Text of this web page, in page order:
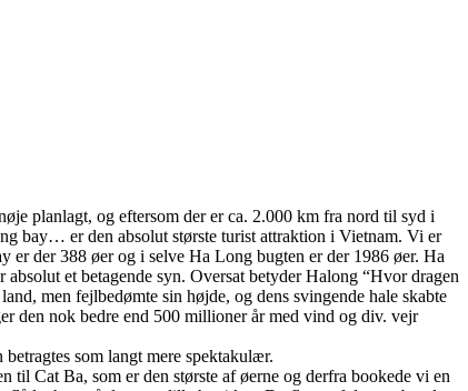
planlagt, og eftersom der er ca. 2.000 km fra nord til syd i
bay… er den absolut største turist attraktion i Vietnam. Vi er
der 388 øer og i selve Ha Long bugten er der 1986 øer. Ha
et betagende syn. Oversat betyder Halong “Hvor dragen
men fejlbedømte sin højde, og dens svingende hale skabte
den nok bedre end 500 millioner år med vind og div. vejr
som langt mere spektakulær.
Cat Ba, som er den største af øerne og derfra bookede vi en